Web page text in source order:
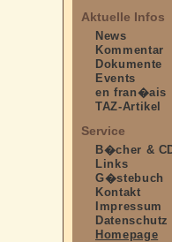
Aktuelle Infos
News
Kommentar
Dokumente
Events
en fran�ais
TAZ-Artikel
Service
B�cher &
Links
G�stebuch
Kontakt
Impressum
Datenschutz
Homepage